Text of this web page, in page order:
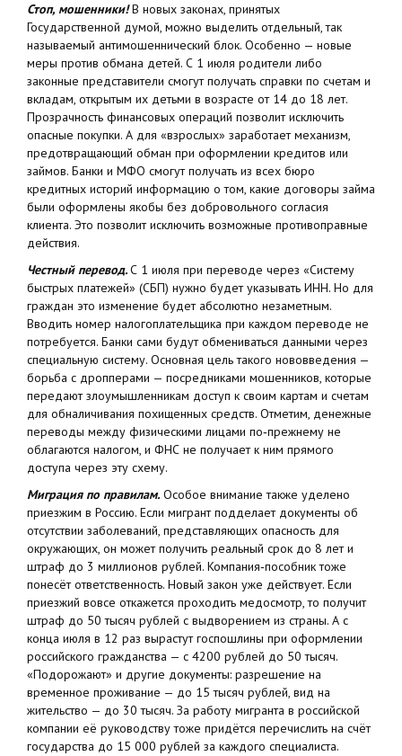
Стоп, мошенники!В новых законах, принятых
Государственной думой, можно выделить отдельный, так
называемый антимошеннический блок. Особенно — новые
меры против обмана детей. С 1 июля родители либо
законные представители смогут получать справки по счетам и
вкладам, открытым их детьми в возрасте от 14 до 18 лет.
Прозрачность финансовых операций позволит исключить
опасные покупки. А для «взрослых» заработает механизм,
предотвращающий обман при оформлении кредитов или
займов. Банки и МФО смогут получать из всех бюро
кредитных историй информацию о том, какие договоры займа
были оформлены якобы без добровольного согласия
клиента. Это позволит исключить возможные противоправные
действия.
Честный перевод.С 1 июля при переводе через «Систему
быстрых платежей» (СБП) нужно будет указывать ИНН. Но для
граждан это изменение будет абсолютно незаметным.
Вводить номер налогоплательщика при каждом переводе не
потребуется. Банки сами будут обмениваться данными через
специальную систему. Основная цель такого нововведения —
борьба с дропперами — посредниками мошенников, которые
передают злоумышленникам доступ к своим картам и счетам
для обналичивания похищенных средств. Отметим, денежные
переводы между физическими лицами по‑прежнему не
облагаются налогом, и ФНС не получает к ним прямого
доступа через эту схему.
Миграция по правилам. Особое внимание также уделено
приезжим в Россию. Если мигрант подделает документы об
отсутствии заболеваний, представляющих опасность для
окружающих, он может получить реальный срок до 8 лет и
штраф до 3 миллионов рублей. Компания‑пособник тоже
понесёт ответственность. Новый закон уже действует. Если
приезжий вовсе откажется проходить медосмотр, то получит
штраф до 50 тысяч рублей с выдворением из страны. А с
конца июля в 12 раз вырастут госпошлины при оформлении
российского гражданства — с 4200 рублей до 50 тысяч.
«Подорожают» и другие документы: разрешение на
временное проживание — до 15 тысяч рублей, вид на
жительство — до 30 тысяч. За работу мигранта в российской
компании её руководству тоже придётся перечислить на счёт
государства до 15 000 рублей за каждого специалиста.